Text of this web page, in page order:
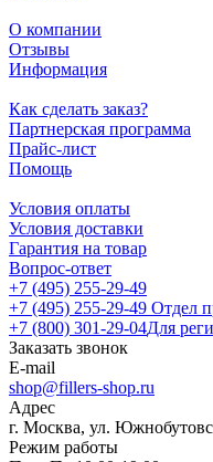
О компании
Отзывы
Информация
Как сделать заказ?
Партнерская программа
Прайс-лист
Помощь
Условия оплаты
Условия доставки
Гарантия на товар
Вопрос-ответ
+7 (495) 255-29-49
+7 (495) 255-29-49 Отдел
+7 (800) 301-29-04Для
Заказать звонок
E-mail
shop@fillers-shop.ru
Адрес
г. Москва, ул.
Режим работы